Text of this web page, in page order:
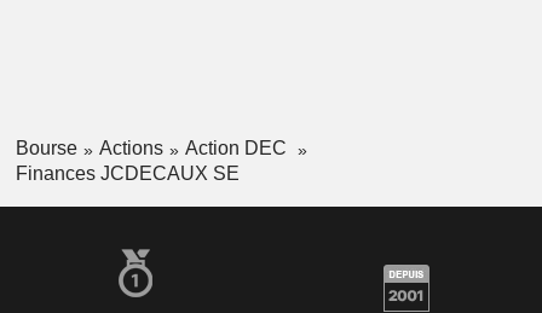
Bourse Actions
Action DEC
Finances JCDECAUX SE